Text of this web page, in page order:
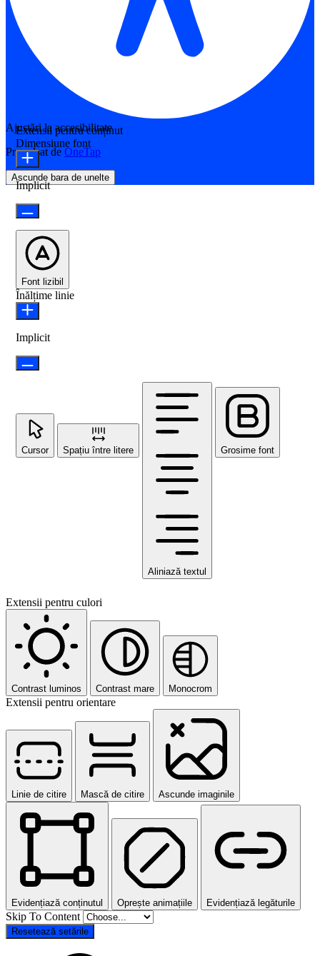
Ajustări la accesibilitate
Propulsat de OneTap
Ascunde bara de unelte
Extensii pentru conținut
Dimensiune font
Implicit
Font lizibil
Înălțime linie
Implicit
Cursor Spațiu între litere
Aliniază textul
Grosime font
Extensii pentru culori
Contrast luminos Contrast mare Monocrom
Extensii pentru orientare
Linie de citire Mască de citire Ascunde imaginile
Evidențiază conținutul Oprește animațiile Evidențiază legăturile
Skip To Content
Resetează setările